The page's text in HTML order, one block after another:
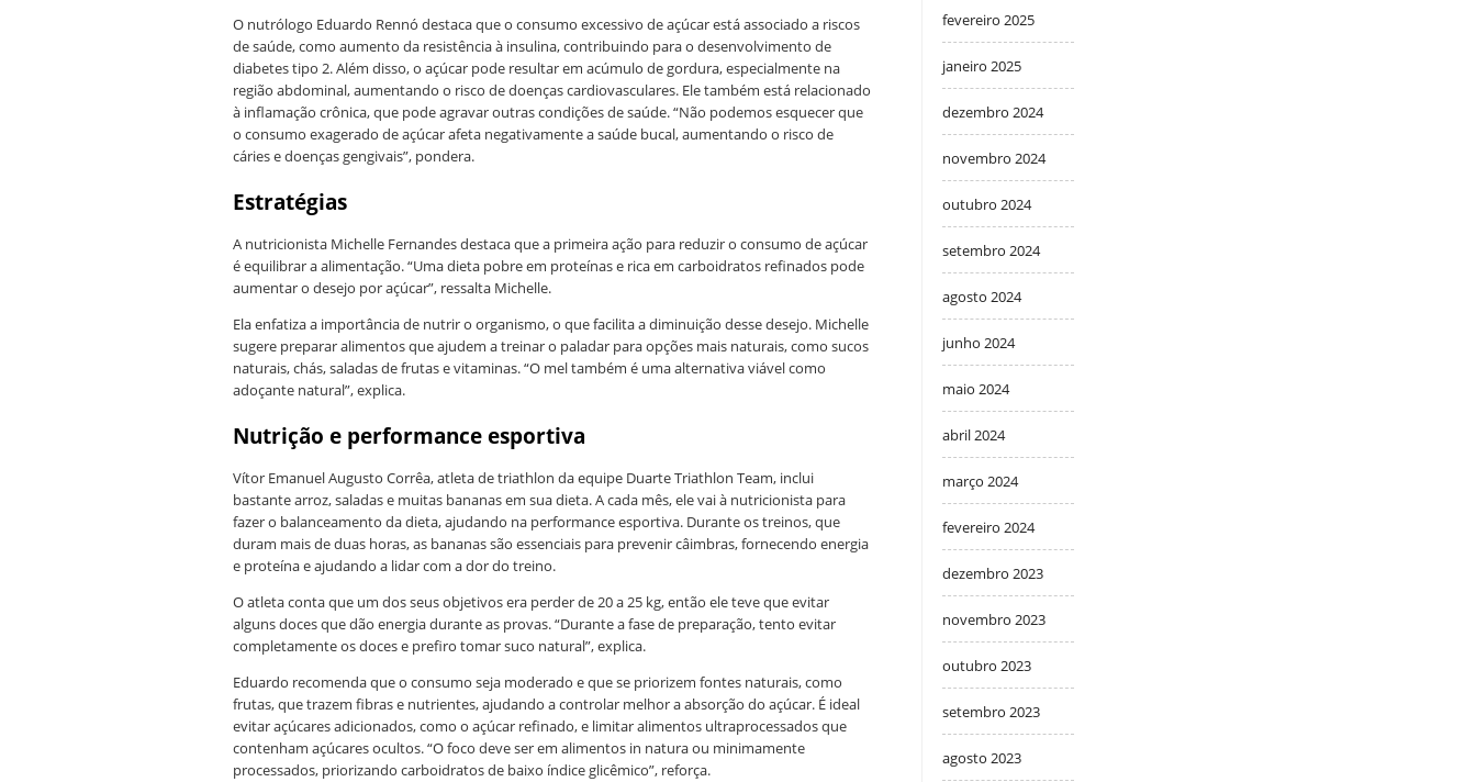
O nutrólogo Eduardo Rennó destaca que o consumo excessivo de açúcar está associado a riscos
de saúde, como aumento da resistência à insulina, contribuindo para o desenvolvimento de
diabetes tipo 2. Além disso, o açúcar pode resultar em acúmulo de gordura, especialmente na
região abdominal, aumentando o risco de doenças cardiovasculares. Ele também está relacionado
à inflamação crônica, que pode agravar outras condições de saúde. “Não podemos esquecer que
o consumo exagerado de açúcar afeta negativamente a saúde bucal, aumentando o risco de
cáries e doenças gengivais”, pondera.
Estratégias
A nutricionista Michelle Fernandes destaca que a primeira ação para reduzir o consumo de açúcar
é equilibrar a alimentação. “Uma dieta pobre em proteínas e rica em carboidratos refinados pode
aumentar o desejo por açúcar”, ressalta Michelle.
Ela enfatiza a importância de nutrir o organismo, o que facilita a diminuição desse desejo. Michelle
sugere preparar alimentos que ajudem a treinar o paladar para opções mais naturais, como sucos
naturais, chás, saladas de frutas e vitaminas. “O mel também é uma alternativa viável como
adoçante natural”, explica.
Nutrição e performance esportiva
Vítor Emanuel Augusto Corrêa, atleta de triathlon da equipe Duarte Triathlon Team, inclui
bastante arroz, saladas e muitas bananas em sua dieta. A cada mês, ele vai à nutricionista para
fazer o balanceamento da dieta, ajudando na performance esportiva. Durante os treinos, que
duram mais de duas horas, as bananas são essenciais para prevenir câimbras, fornecendo energia
e proteína e ajudando a lidar com a dor do treino.
O atleta conta que um dos seus objetivos era perder de 20 a 25 kg, então ele teve que evitar
alguns doces que dão energia durante as provas. “Durante a fase de preparação, tento evitar
completamente os doces e prefiro tomar suco natural”, explica.
Eduardo recomenda que o consumo seja moderado e que se priorizem fontes naturais, como
frutas, que trazem fibras e nutrientes, ajudando a controlar melhor a absorção do açúcar. É ideal
evitar açúcares adicionados, como o açúcar refinado, e limitar alimentos ultraprocessados que
contenham açúcares ocultos. “O foco deve ser em alimentos in natura ou minimamente
processados, priorizando carboidratos de baixo índice glicêmico”, reforça.
fevereiro 2025
janeiro 2025
dezembro 2024
novembro 2024
outubro 2024
setembro 2024
agosto 2024
junho 2024
maio 2024
abril 2024
março 2024
fevereiro 2024
dezembro 2023
novembro 2023
outubro 2023
setembro 2023
agosto 2023